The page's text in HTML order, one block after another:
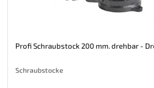
Profi Schraubstock 200 mm. drehbar -
Schraubstocke